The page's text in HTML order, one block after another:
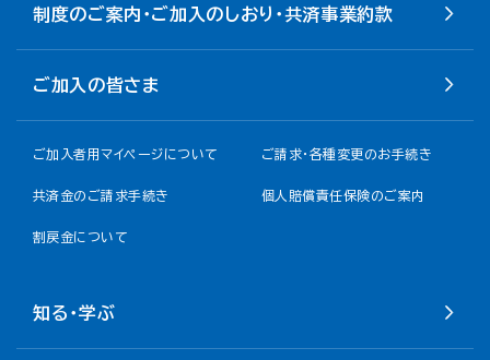
制度のご案内・ご加入のしおり・共済事業約款
ご加入の皆さま
ご加入者用マイページについて ご請求・各種変更のお手続き
共済金のご請求手続き 個人賠償責任保険のご案内
割戻金について​
知る・学ぶ